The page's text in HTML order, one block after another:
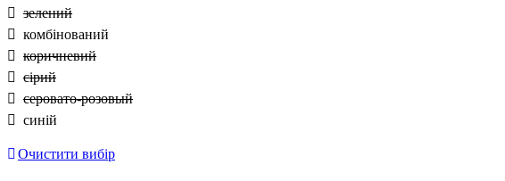
зелений
комбінований
коричневий
сірий
серовато-розовый
синій
Очистити вибір